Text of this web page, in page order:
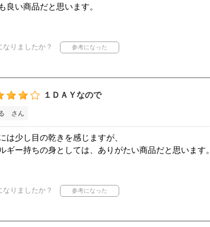
良い商品だと思います。
なりましたか？
１ＤＡＹなので
さん
は少し目の乾きを感じますが、
ギー持ちの身としては、ありがたい商品だと思います。
なりましたか？